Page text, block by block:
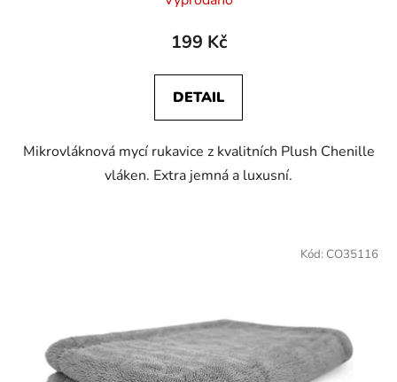
199 Kč
DETAIL
Mikrovláknová mycí rukavice z kvalitních Plush Chenille
vláken. Extra jemná a luxusní.
Kód: CO35116